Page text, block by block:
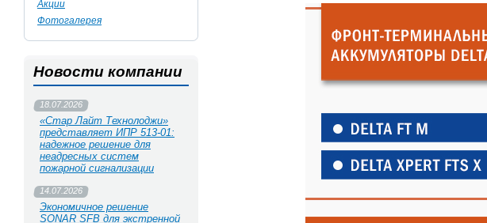
Акции
Фотогалерея
Новости компании
18.07.2026
«Стар Лайт Технолоджи»
представляет ИПР 513‑01:
надежное решение для
неадресных систем
пожарной сигнализации
14.07.2026
Экономичное решение
SONAR SFB для экстренной